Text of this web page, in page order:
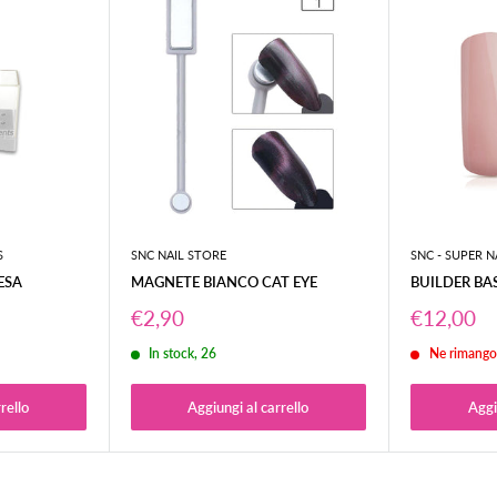
codice tracciatura del
specificando
SNC NAIL STORE
MAGNETE BIANCO CAT EYE
Prezzo
scontato
€2,90
In stock, 26
Aggiungi al carrello
SNC - SUPER
BUILDER
Prezzo
scontato
€12,00
Ne